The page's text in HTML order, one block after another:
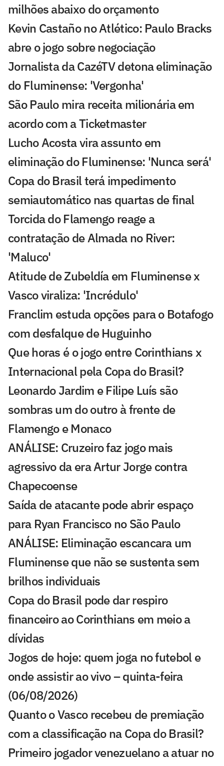
milhões abaixo do orçamento
Kevin Castaño no Atlético: Paulo Bracks
abre o jogo sobre negociação
Jornalista da CazéTV detona eliminação
do Fluminense: 'Vergonha'
São Paulo mira receita milionária em
acordo com a Ticketmaster
Lucho Acosta vira assunto em
eliminação do Fluminense: 'Nunca será'
Copa do Brasil terá impedimento
semiautomático nas quartas de final
Torcida do Flamengo reage a
contratação de Almada no River:
'Maluco'
Atitude de Zubeldía em Fluminense x
Vasco viraliza: 'Incrédulo'
Franclim estuda opções para o Botafogo
com desfalque de Huguinho
Que horas é o jogo entre Corinthians x
Internacional pela Copa do Brasil?
Leonardo Jardim e Filipe Luís são
sombras um do outro à frente de
Flamengo e Monaco
ANÁLISE: Cruzeiro faz jogo mais
agressivo da era Artur Jorge contra
Chapecoense
Saída de atacante pode abrir espaço
para Ryan Francisco no São Paulo
ANÁLISE: Eliminação escancara um
Fluminense que não se sustenta sem
brilhos individuais
Copa do Brasil pode dar respiro
financeiro ao Corinthians em meio a
dívidas
Jogos de hoje: quem joga no futebol e
onde assistir ao vivo – quinta-feira
(06/08/2026)
Quanto o Vasco recebeu de premiação
com a classificação na Copa do Brasil?
Primeiro jogador venezuelano a atuar no